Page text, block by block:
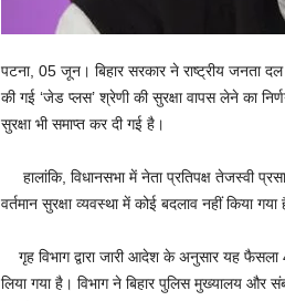
पटना, 05 जून। बिहार सरकार ने राष्ट्रीय जनता
की गई ‘जेड प्लस’ श्रेणी की सुरक्षा वापस लेने का
सुरक्षा भी समाप्त कर दी गई है।
हालांकि, विधानसभा में नेता प्रतिपक्ष तेजस्वी
वर्तमान सुरक्षा व्यवस्था में कोई बदलाव नहीं किया गया
गृह विभाग द्वारा जारी आदेश के अनुसार यह फैसला
लिया गया है। विभाग ने बिहार पुलिस मुख्यालय और